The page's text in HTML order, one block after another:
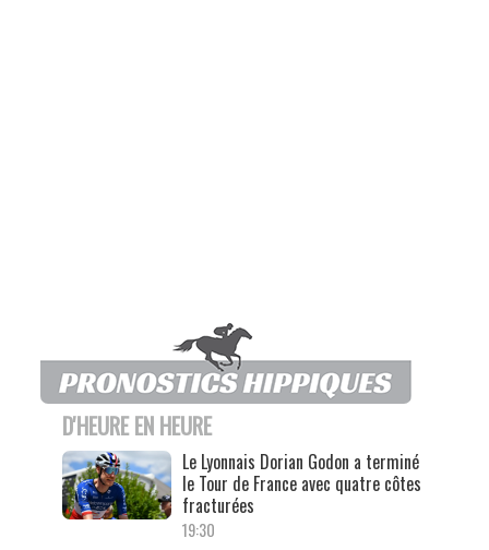
D'HEURE EN HEURE
Le Lyonnais Dorian Godon a terminé
le Tour de France avec quatre côtes
fracturées
19:30